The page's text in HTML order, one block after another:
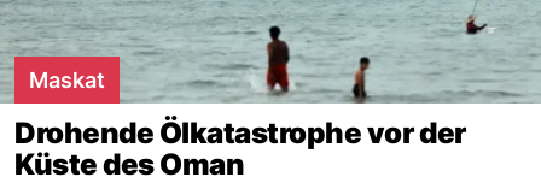
Maskat
Drohende Ölkatastrophe vor der
Küste des Oman